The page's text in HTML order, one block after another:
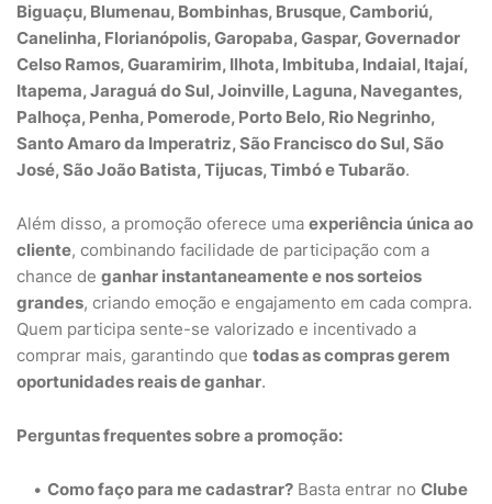
Biguaçu, Blumenau, Bombinhas, Brusque, Camboriú,
Canelinha, Florianópolis, Garopaba, Gaspar, Governador
Celso Ramos, Guaramirim, Ilhota, Imbituba, Indaial, Itajaí,
Itapema, Jaraguá do Sul, Joinville, Laguna, Navegantes,
Palhoça, Penha, Pomerode, Porto Belo, Rio Negrinho,
Santo Amaro da Imperatriz, São Francisco do Sul, São
José, São João Batista, Tijucas, Timbó e Tubarão.
Além disso, a promoção oferece uma experiência única ao
cliente, combinando facilidade de participação com a
chance de ganhar instantaneamente e nos sorteios
grandes, criando emoção e engajamento em cada compra.
Quem participa sente-se valorizado e incentivado a
comprar mais, garantindo que todas as compras gerem
oportunidades reais de ganhar.
Perguntas frequentes sobre a promoção:
Como faço para me cadastrar? Basta entrar no Clube